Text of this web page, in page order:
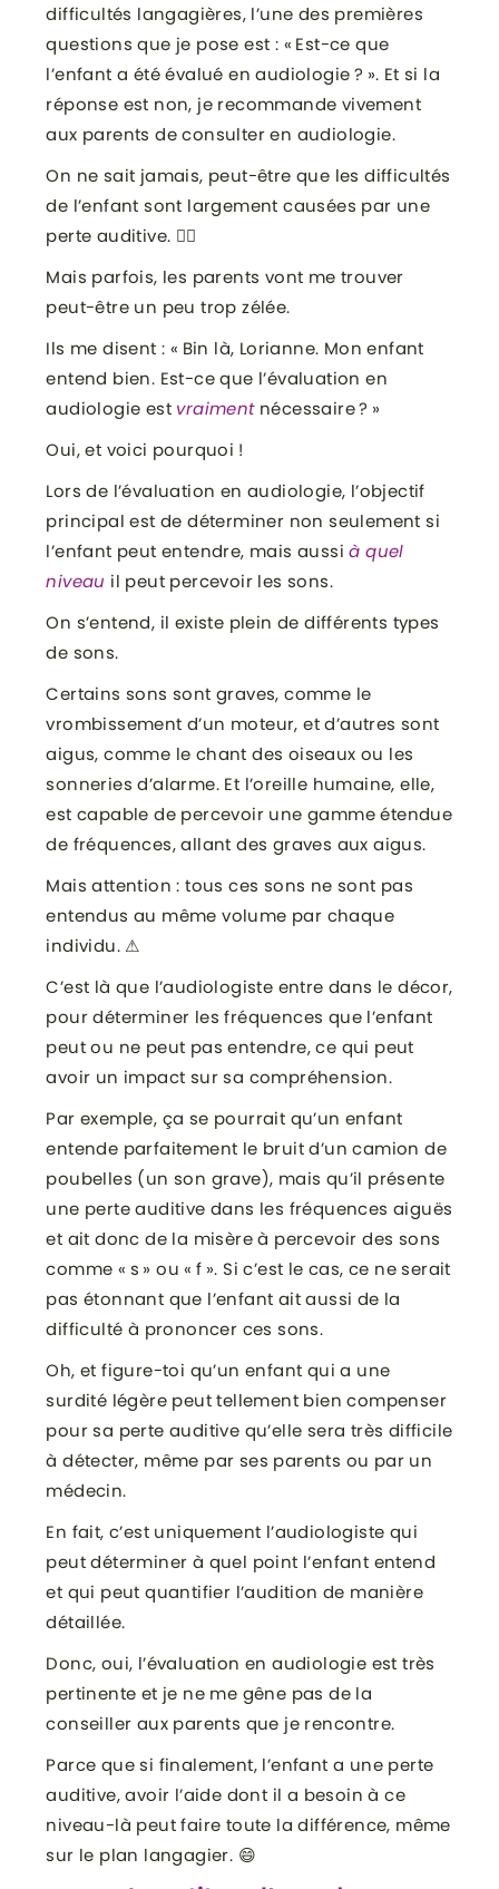
difficultés langagières, l’une des premières
questions que je pose est : « Est-ce que
l’enfant a été évalué en audiologie ? ». Et si la
réponse est non, je recommande vivement
aux parents de consulter en audiologie.
On ne sait jamais, peut-être que les difficultés
de l’enfant sont largement causées par une
perte auditive. 🤷‍♀️
Mais parfois, les parents vont me trouver
peut-être un peu trop zélée.
Ils me disent : « Bin là, Lorianne. Mon enfant
entend bien. Est-ce que l’évaluation en
audiologie est vraimentnécessaire ? »
Oui, et voici pourquoi !
Lors de l’évaluation en audiologie, l’objectif
principal est de déterminer non seulement si
l’enfant peut entendre, mais aussià quel
niveau il peut percevoir les sons.
On s’entend, il existe plein de différents types
de sons.
Certains sons sont graves, comme le
vrombissement d’un moteur, et d’autres sont
aigus, comme le chant des oiseaux ou les
sonneries d’alarme. Et l’oreille humaine, elle,
est capable de percevoir une gamme étendue
de fréquences, allant des graves aux aigus.
Mais attention : tous ces sons ne sont pas
entendus au même volume par chaque
individu. ⚠
C’est là que l’audiologiste entre dans le décor,
pour déterminer les fréquences que l’enfant
peut ou ne peut pas entendre, ce qui peut
avoir un impact sur sa compréhension.
Par exemple, ça se pourrait qu’un enfant
entende parfaitement le bruit d’un camion de
poubelles (un son grave), mais qu’il présente
une perte auditive dans les fréquences aiguës
et ait donc de la misère à percevoir des sons
comme « s » ou « f ». Si c’est le cas, ce ne serait
pas étonnant que l’enfant ait aussi de la
difficulté à prononcer ces sons.
Oh, et figure-toi qu’un enfant qui a une
surdité légère peut tellement bien compenser
pour sa perte auditive qu’elle sera très difficile
à détecter, même par ses parents ou par un
médecin.
En fait, c’est uniquement l’audiologiste qui
peut déterminer à quel point l’enfant entend
et qui peut quantifier l’audition de manière
détaillée.
Donc, oui, l’évaluation en audiologie est très
pertinente et je ne me gêne pas de la
conseiller aux parents que je rencontre.
Parce que si finalement, l’enfant a une perte
auditive, avoir l’aide dont il a besoin à ce
niveau-là peut faire toute la différence, même
sur le plan langagier. 😄